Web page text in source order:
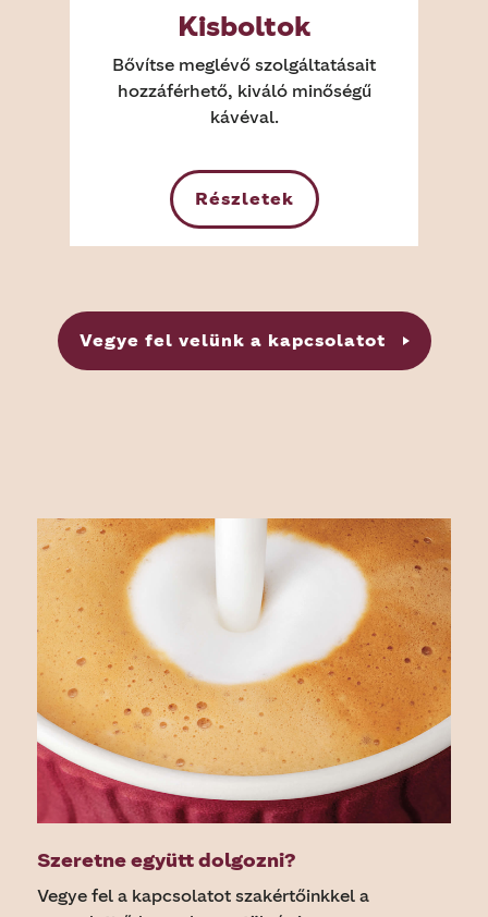
Kisboltok
Bővítse meglévő szolgáltatásait
hozzáférhető, kiváló minőségű
kávéval.
Részletek
Vegye fel velünk a kapcsolatot
Szeretne együtt dolgozni?
Vegye fel a kapcsolatot szakértőinkkel a